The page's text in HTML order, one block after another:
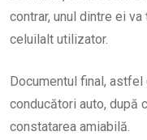
contrar, unul dintre ei
celuilalt utilizator.
Documentul final,
conducători auto, după
constatarea amiabilă.